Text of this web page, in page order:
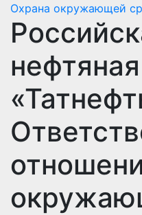
Охрана окружающей